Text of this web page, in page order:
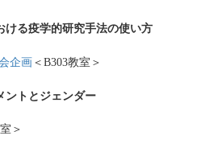
ける疫学的研究手法の使い方
企画 ＜B303教室＞
ントとジェンダー
＞